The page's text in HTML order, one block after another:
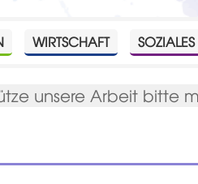
WIRTSCHAFT SOZIALES
unsere Arbeit bitte